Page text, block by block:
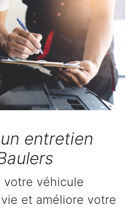
entretien
votre véhicule
et améliore votre